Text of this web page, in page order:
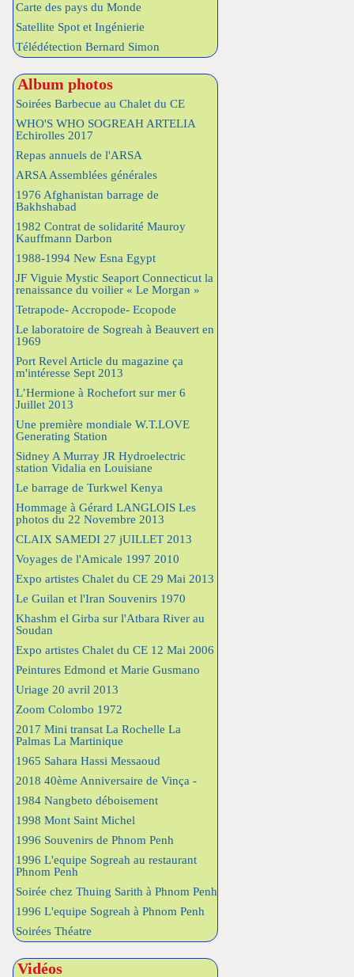
Carte des pays du Monde
Satellite Spot et Ingénierie
Télédétection Bernard Simon
Album photos
Soirées Barbecue au Chalet du CE
WHO'S WHO SOGREAH ARTELIA
Echirolles 2017
Repas annuels de l'ARSA
ARSA Assemblées générales
1976 Afghanistan barrage de
Bakhshabad
1982 Contrat de solidarité Mauroy
Kauffmann Darbon
1988-1994 New Esna Egypt
JF Viguie Mystic Seaport Connecticut la
renaissance du voilier « Le Morgan »
Tetrapode- Accropode- Ecopode
Le laboratoire de Sogreah à Beauvert en
1969
Port Revel Article du magazine ça
m'intéresse Sept 2013
L’Hermione à Rochefort sur mer 6
Juillet 2013
Une première mondiale W.T.LOVE
Generating Station
Sidney A Murray JR Hydroelectric
station Vidalia en Louisiane
Le barrage de Turkwel Kenya
Hommage à Gérard LANGLOIS Les
photos du 22 Novembre 2013
CLAIX SAMEDI 27 jUILLET 2013
Voyages de l'Amicale 1997 2010
Expo artistes Chalet du CE 29 Mai 2013
Le Guilan et l'Iran Souvenirs 1970
Khashm el Girba sur l'Atbara River au
Soudan
Expo artistes Chalet du CE 12 Mai 2006
Peintures Edmond et Marie Gusmano
Uriage 20 avril 2013
Zoom Colombo 1972
2017 Mini transat La Rochelle La
Palmas La Martinique
1965 Sahara Hassi Messaoud
2018 40ème Anniversaire de Vinça -
1984 Nangbeto déboisement
1998 Mont Saint Michel
1996 Souvenirs de Phnom Penh
1996 L'equipe Sogreah au restaurant
Phnom Penh
Soirée chez Thuing Sarith à Phnom Penh
1996 L'equipe Sogreah à Phnom Penh
Soirées Théatre
Vidéos